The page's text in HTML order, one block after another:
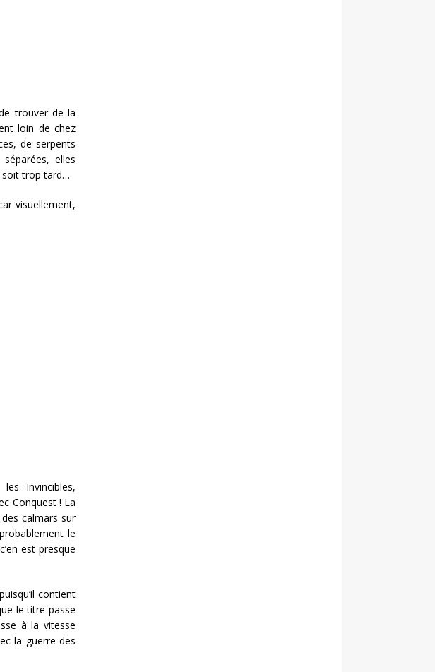
trouver de la
loin de chez
de serpents
elles
soit trop tard…
visuellement,
Invincibles,
Conquest ! La
calmars sur
le
est presque
contient
le titre passe
à la vitesse
la guerre des